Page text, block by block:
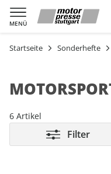
MENÜ
Warenkorb
Startseite Sonderhefte
6 Artikel
Filter